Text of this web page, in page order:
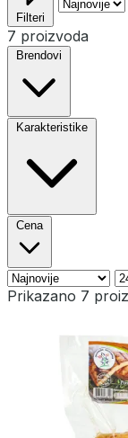
Filteri
7 proizvoda
Brendovi
Karakteristike
Cena
Prikazano 7